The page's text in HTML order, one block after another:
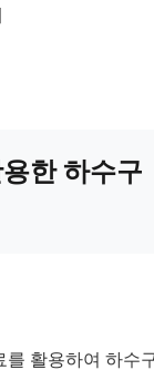
한 하수구
를 활용하여 하수